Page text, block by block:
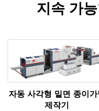
지속 가
자동 사각형 밑면 종이가
제작기